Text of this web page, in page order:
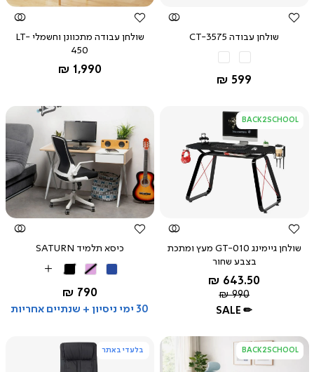
שולחן עבודה CT-3575
החל מ-
599 ₪
שולחן עבודה מתכוונן וחשמלי LT-
450
החל מ-
1,990 ₪
BACK2SCHOOL
צפייה
מהירה
שולחן גיימינג GT-010 מעץ ומתכת
בצבע שחור
החל מ-
643.50 ₪
מחיר
רגיל
990 ₪
SALE ✏
שחור
צפייה
מהירה
כיסא תלמיד SATURN
כחולורוד שחור
More
Colors
החל מ-
790 ₪
30 ימי ניסיון + שנתיים אחריות
BACK2SCHOOL בלעדי באתר